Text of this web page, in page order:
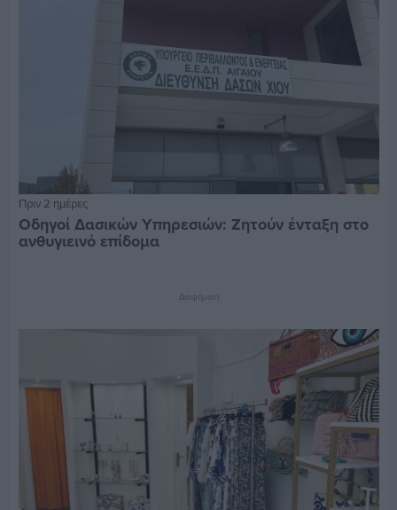
Πριν 2 ημέρες
Οδηγοί Δασικών Υπηρεσιών: Ζητούν ένταξη στο
ανθυγιεινό επίδομα
Διαφήμιση